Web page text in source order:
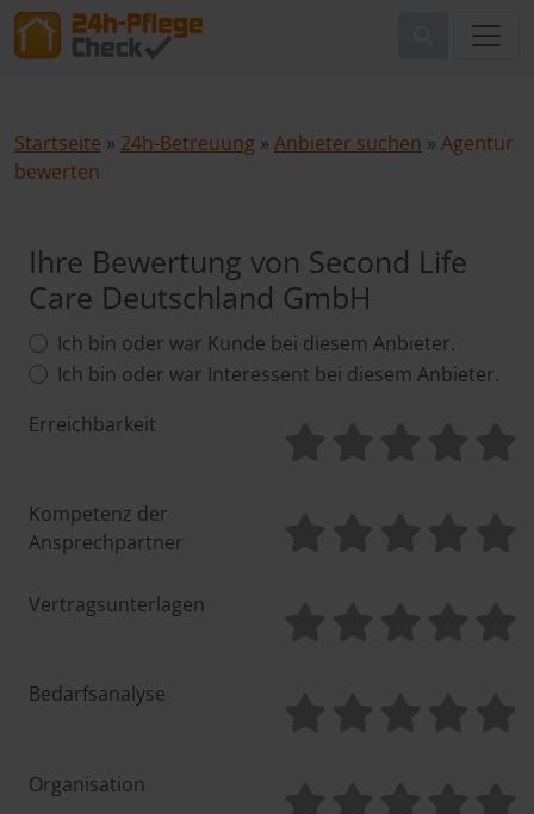
Startseite » 24h-Betreuung » Anbieter suchen » Agentur
bewerten
Ihre Bewertung von Second Life
Care Deutschland GmbH
Ich bin oder war Kunde bei diesem Anbieter.
Ich bin oder war Interessent bei diesem Anbieter.
Erreichbarkeit
Kompetenz der
Ansprechpartner
Vertragsunterlagen
Bedarfsanalyse
Organisation